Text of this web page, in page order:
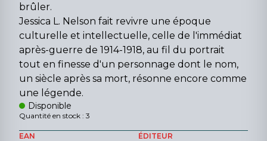
brûler.
Jessica L. Nelson fait revivre une époque
culturelle et intellectuelle, celle de l'immédiat
après-guerre de 1914-1918, au fil du portrait
tout en finesse d'un personnage dont le nom,
un siècle après sa mort, résonne encore comme
une légende.
Disponible
Quantité en stock : 3
EAN ÉDITEUR